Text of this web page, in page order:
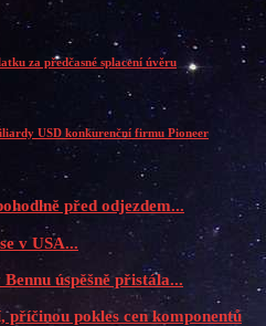
za předčasné splacení úvěru
USD konkurenční firmu Pioneer
před odjezdem...
v USA...
úspěšně přistála...
pokles cen komponentů